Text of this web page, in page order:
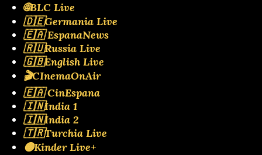
🌐BLC Live
🇩🇪Germania Live
🇪🇦 EspanaNews
🇷🇺Russia Live
🇬🇧English Live
🎬CInemaOnAir
🇪🇦 CinEspana
🇮🇳India 1
🇮🇳India 2
🇹🇷Turchia Live
🟡Kinder Live+